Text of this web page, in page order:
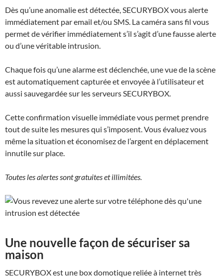
Dès qu’une anomalie est détectée,SECURYBOXvous alerte
immédiatement par email et/ou SMS. La caméra sans fil vous
permet de vérifier immédiatement s’il s’agit d’une fausse alerte
ou d’une véritable intrusion.
Chaque fois qu’une alarme est déclenchée, une vue de la scène
est automatiquement capturée et envoyée à l’utilisateur et
aussi sauvegardée sur les serveursSECURYBOX.
Cette confirmation visuelle immédiate vous permet prendre
tout de suite les mesures qui s’imposent. Vous évaluez vous
même la situation et économisez de l’argent en déplacement
innutile sur place.
Toutes les alertes sont gratuites et illimitées.
Une nouvelle façon de sécuriser sa
maison
SECURYBOXest une box domotique reliée à internet très